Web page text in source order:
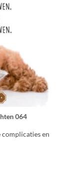
064
complicaties en